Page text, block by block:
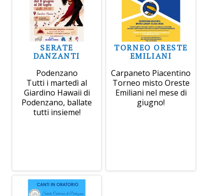
SERATE
DANZANTI
Podenzano
Tutti i martedì al
Giardino Hawaii di
Podenzano, ballate
tutti insieme!
TORNEO ORESTE
EMILIANI
Carpaneto Piacentino
Torneo misto Oreste
Emiliani nel mese di
giugno!